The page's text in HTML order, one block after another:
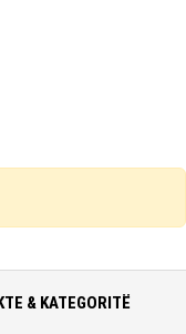
& KATEGORITË